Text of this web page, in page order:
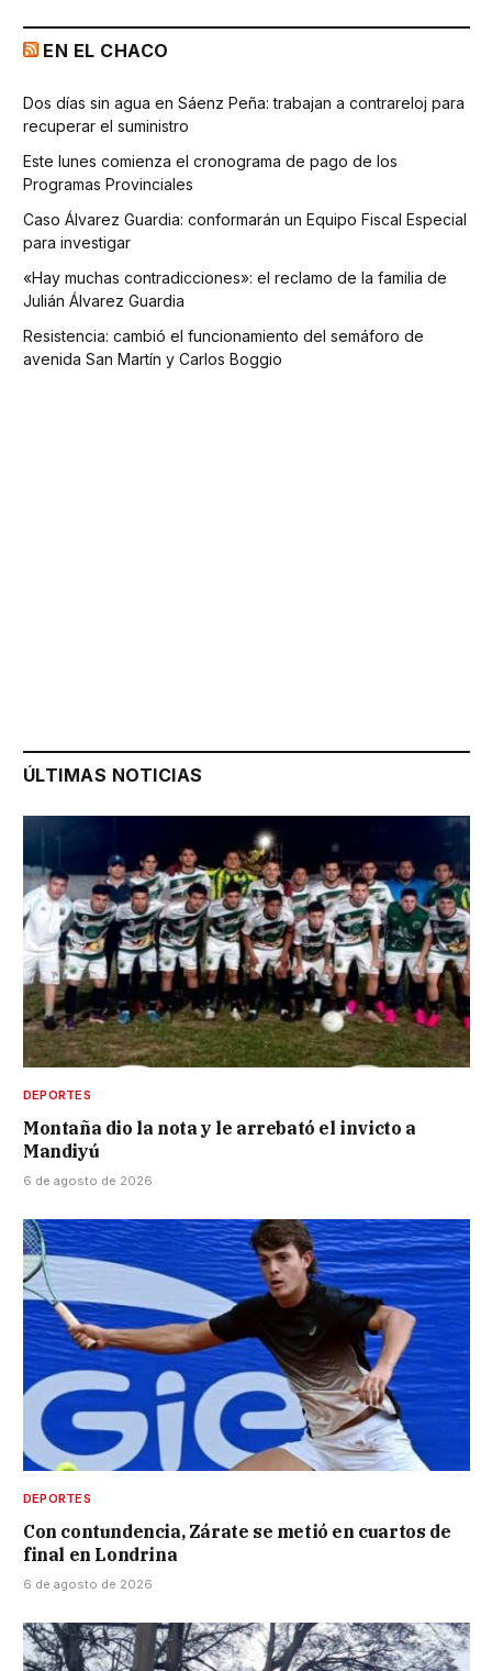
EN EL CHACO
Dos días sin agua en Sáenz Peña: trabajan a contrareloj para
recuperar el suministro
Este lunes comienza el cronograma de pago de los
Programas Provinciales
Caso Álvarez Guardia: conformarán un Equipo Fiscal Especial
para investigar
«Hay muchas contradicciones»: el reclamo de la familia de
Julián Álvarez Guardia
Resistencia: cambió el funcionamiento del semáforo de
avenida San Martín y Carlos Boggio
ÚLTIMAS NOTICIAS
DEPORTES
Montaña dio la nota y le arrebató el invicto a
Mandiyú
6 de agosto de 2026
DEPORTES
Con contundencia, Zárate se metió en cuartos de
final en Londrina
6 de agosto de 2026